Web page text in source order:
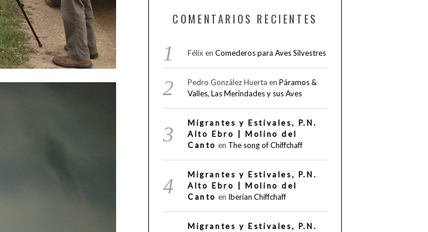
COMENTARIOS RECIENTES
Félix en Comederos para Aves Silvestres
Pedro González Huerta en Páramos &
Valles, Las Merindades y sus Aves
Migrantes y Estivales, P.N.
Alto Ebro | Molino del
Canto en The song of Chiffchaff
Migrantes y Estivales, P.N.
Alto Ebro | Molino del
Canto en Iberian Chiffchaff
Migrantes y Estivales, P.N.